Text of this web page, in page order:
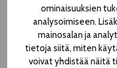
ominaisuuksien
analysoimiseen.
mainosalan ja
tietoja siitä, miten
voivat yhdistää näitä
Lapsiperheet saavat
vuorovaikutteisesta
Muumilaaksoon.
viihteen kärkinimi